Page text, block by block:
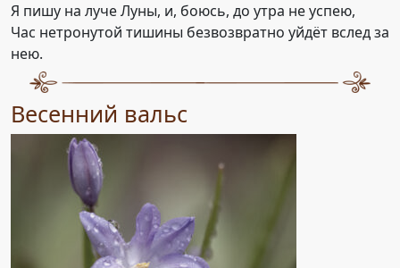
Я пишу на луче Луны, и, боюсь, до утра не успею,
Час нетронутой тишины безвозвратно уйдёт вслед за
нею.
Весенний вальс